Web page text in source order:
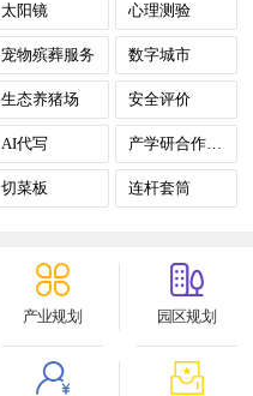
太阳镜 心理测验
宠物殡葬服务 数字城市
生态养猪场 安全评价
AI代写
切菜板 连杆套筒
产业规划 园区规划